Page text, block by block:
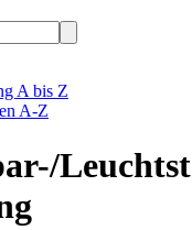
A bis Z
A-Z